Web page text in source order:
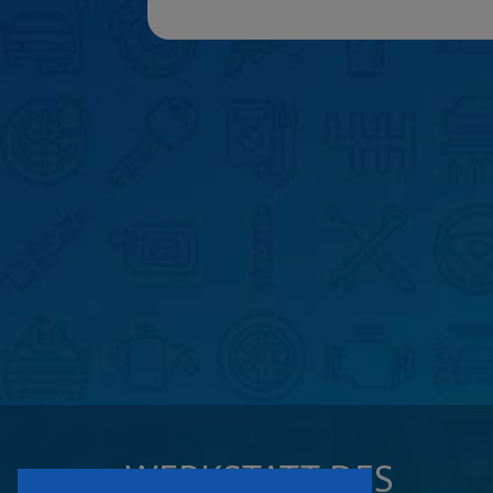
WERKSTATT DES